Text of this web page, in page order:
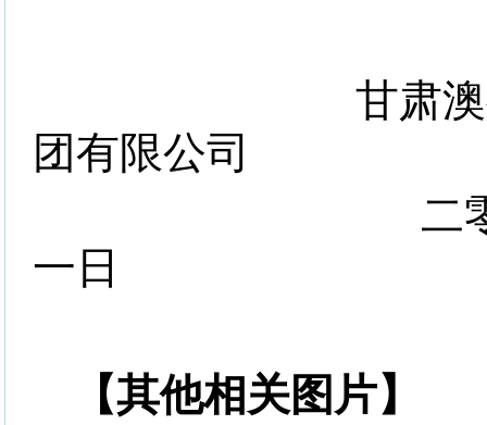
甘肃
团有限公司
二
一日
【其他相关图片】